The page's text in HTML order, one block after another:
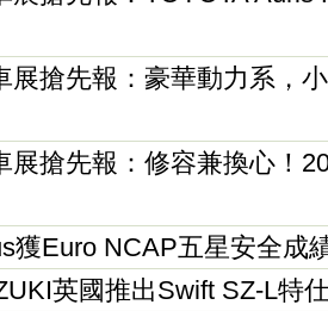
展搶先報：豪華動力系，
展搶先報：修容兼換心！
獲Euro NCAP五星安全成
英國推出Swift SZ-L特